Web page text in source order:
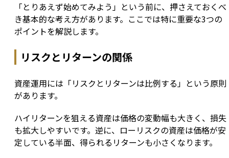
「とりあえず始めてみよう」という前に、押さえておくべ
き基本的な考え方があります。ここでは特に重要な3つの
ポイントを解説します。
リスクとリターンの関係
資産運用には「リスクとリターンは比例する」という原則
があります。
ハイリターンを狙える資産は価格の変動幅も大きく、損失
も拡大しやすいです。逆に、ローリスクの資産は価格が安
定している半面、得られるリターンも小さくなります。